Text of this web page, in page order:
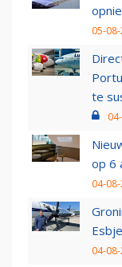
05-
te
op 6
04-
04-